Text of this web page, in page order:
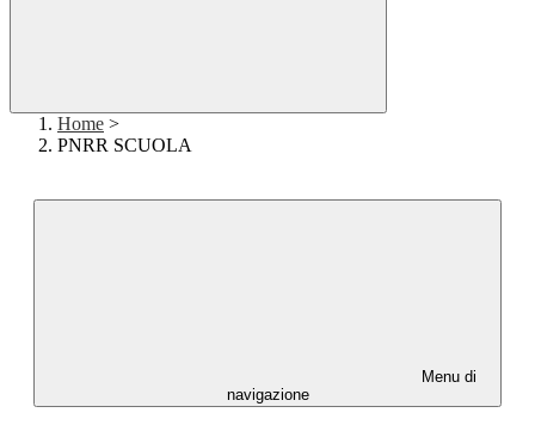
Home >
PNRR SCUOLA
Menu di
navigazione